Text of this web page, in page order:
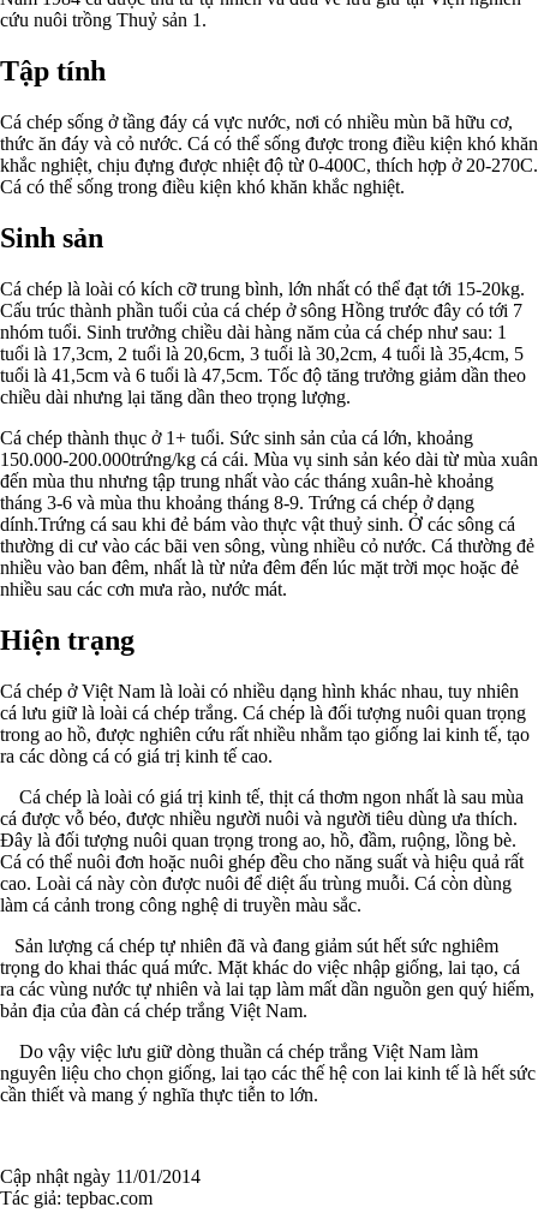
cứu nuôi trồng Thuỷ sản 1.
Tập tính
Cá chép sống ở tầng đáy cá vực nước, nơi có nhiều mùn bã hữu cơ,
thức ăn đáy và cỏ nước. Cá có thể sống được trong điều kiện khó khăn
khắc nghiệt, chịu đựng được nhiệt độ từ 0-400C, thích hợp ở 20-270C.
Cá có thể sống trong điều kiện khó khăn khắc nghiệt.
Sinh sản
Cá chép là loài có kích cỡ trung bình, lớn nhất có thể đạt tới 15-20kg.
Cấu trúc thành phần tuổi của cá chép ở sông Hồng trước đây có tới 7
nhóm tuổi. Sinh trưởng chiều dài hàng năm của cá chép như sau: 1
tuổi là 17,3cm, 2 tuổi là 20,6cm, 3 tuổi là 30,2cm, 4 tuổi là 35,4cm, 5
tuổi là 41,5cm và 6 tuổi là 47,5cm. Tốc độ tăng trưởng giảm dần theo
chiều dài nhưng lại tăng dần theo trọng lượng.
Cá chép thành thục ở 1+ tuổi. Sức sinh sản của cá lớn, khoảng
150.000-200.000trứng/kg cá cái. Mùa vụ sinh sản kéo dài từ mùa xuân
đến mùa thu nhưng tập trung nhất vào các tháng xuân-hè khoảng
tháng 3-6 và mùa thu khoảng tháng 8-9. Trứng cá chép ở dạng
dính.Trứng cá sau khi đẻ bám vào thực vật thuỷ sinh. Ở các sông cá
thường di cư vào các bãi ven sông, vùng nhiều cỏ nước. Cá thường đẻ
nhiều vào ban đêm, nhất là từ nửa đêm đến lúc mặt trời mọc hoặc đẻ
nhiều sau các cơn mưa rào, nước mát.
Hiện trạng
Cá chép ở Việt Nam là loài có nhiều dạng hình khác nhau, tuy nhiên
cá lưu giữ là loài cá chép trắng. Cá chép là đối tượng nuôi quan trọng
trong ao hồ, được nghiên cứu rất nhiều nhằm tạo giống lai kinh tế, tạo
ra các dòng cá có giá trị kinh tế cao.
Cá chép là loài có giá trị kinh tế, thịt cá thơm ngon nhất là sau mùa
cá được vỗ béo, được nhiều người nuôi và người tiêu dùng ưa thích.
Đây là đối tượng nuôi quan trọng trong ao, hồ, đầm, ruộng, lồng bè.
Cá có thể nuôi đơn hoặc nuôi ghép đều cho năng suất và hiệu quả rất
cao. Loài cá này còn được nuôi để diệt ấu trùng muỗi. Cá còn dùng
làm cá cảnh trong công nghệ di truyền màu sắc.
Sản lượng cá chép tự nhiên đã và đang giảm sút hết sức nghiêm
trọng do khai thác quá mức. Mặt khác do việc nhập giống, lai tạo, cá
ra các vùng nước tự nhiên và lai tạp làm mất dần nguồn gen quý hiếm,
bản địa của đàn cá chép trắng Việt Nam.
Do vậy việc lưu giữ dòng thuần cá chép trắng Việt Nam làm
nguyên liệu cho chọn giống, lai tạo các thế hệ con lai kinh tế là hết sức
cần thiết và mang ý nghĩa thực tiễn to lớn.
Cập nhật ngày 11/01/2014
Tác giả: tepbac.com